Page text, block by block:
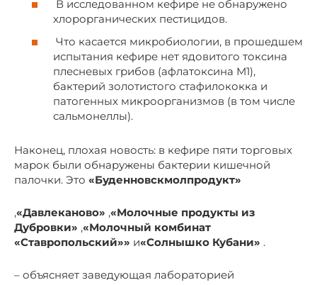
В исследованном кефире не обнаружено
хлорорганических пестицидов.
Что касается микробиологии, в прошедшем
испытания кефире нет ядовитого токсина
плесневых грибов (афлатоксина М1),
бактерий золотистого стафилококка и
патогенных микроорганизмов (в том числе
сальмонеллы).
Наконец, плохая новость: в кефире пяти торговых
марок были обнаружены бактерии кишечной
палочки. Это «Буденновскмолпродукт»
,«Давлеканово» ,«Молочные продукты из
Дубровки» ,«Молочный комбинат
«Ставропольский»» и«Солнышко Кубани» .
– объясняет заведующая лабораторией